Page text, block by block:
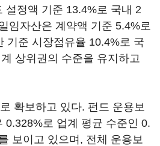
설정액 기준 13.4%로 국내 2
임자산은 계약액 기준 5.4%로
기준 시장점유율 10.4%로 국
상위권의 수준을 유지하고
확보하고 있다. 펀드 운용보
0.328%로 업계 평균 수준인 0.
보이고 있으며, 전체 운용보